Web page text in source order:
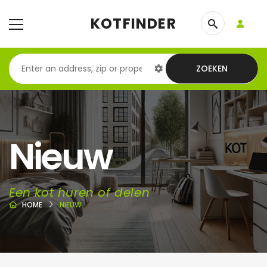
KOTFINDER
ZOEKEN
Nieuw
Een kot huren of delen
HOME NIEUW